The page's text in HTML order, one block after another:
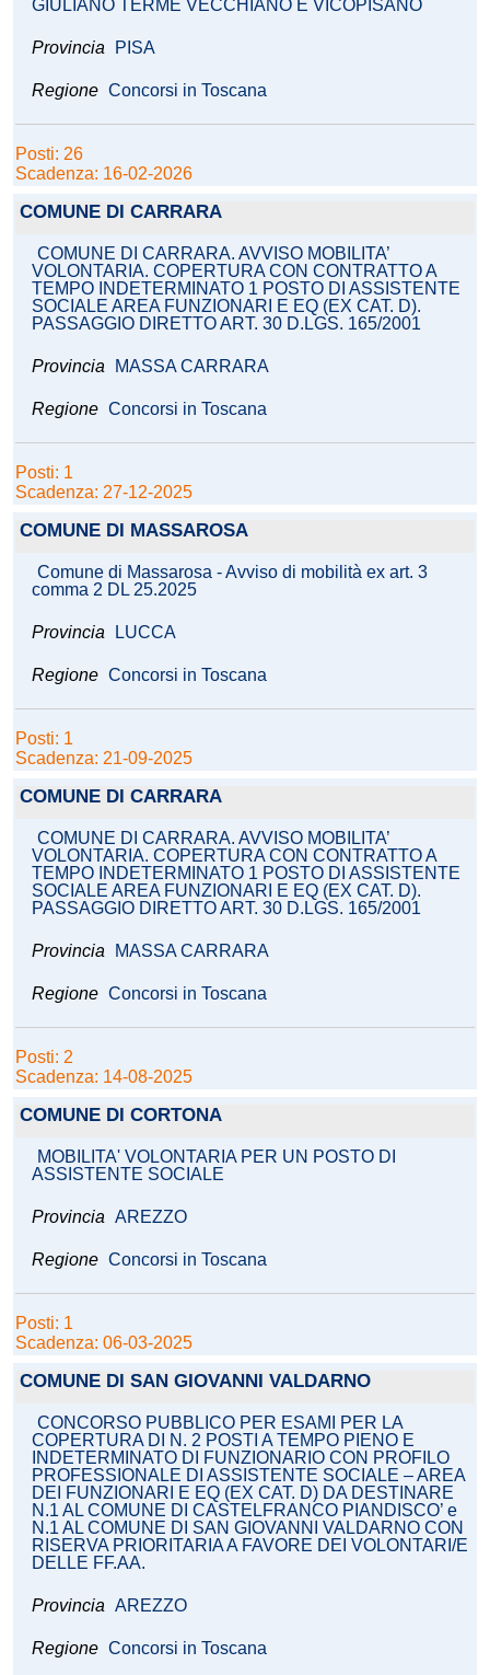
GIULIANO TERME VECCHIANO E VICOPISANO
Provincia PISA
Regione Concorsi in Toscana
Posti: 26
Scadenza: 16-02-2026
COMUNE DI CARRARA
COMUNE DI CARRARA. AVVISO MOBILITA’
VOLONTARIA. COPERTURA CON CONTRATTO A
TEMPO INDETERMINATO 1 POSTO DI ASSISTENTE
SOCIALE AREA FUNZIONARI E EQ (EX CAT. D).
PASSAGGIO DIRETTO ART. 30 D.LGS. 165/2001
Provincia MASSA CARRARA
Regione Concorsi in Toscana
Posti: 1
Scadenza: 27-12-2025
COMUNE DI MASSAROSA
Comune di Massarosa - Avviso di mobilità ex art. 3
comma 2 DL 25.2025
Provincia LUCCA
Regione Concorsi in Toscana
Posti: 1
Scadenza: 21-09-2025
COMUNE DI CARRARA
COMUNE DI CARRARA. AVVISO MOBILITA’
VOLONTARIA. COPERTURA CON CONTRATTO A
TEMPO INDETERMINATO 1 POSTO DI ASSISTENTE
SOCIALE AREA FUNZIONARI E EQ (EX CAT. D).
PASSAGGIO DIRETTO ART. 30 D.LGS. 165/2001
Provincia MASSA CARRARA
Regione Concorsi in Toscana
Posti: 2
Scadenza: 14-08-2025
COMUNE DI CORTONA
MOBILITA' VOLONTARIA PER UN POSTO DI
ASSISTENTE SOCIALE
Provincia AREZZO
Regione Concorsi in Toscana
Posti: 1
Scadenza: 06-03-2025
COMUNE DI SAN GIOVANNI VALDARNO
CONCORSO PUBBLICO PER ESAMI PER LA
COPERTURA DI N. 2 POSTI A TEMPO PIENO E
INDETERMINATO DI FUNZIONARIO CON PROFILO
PROFESSIONALE DI ASSISTENTE SOCIALE – AREA
DEI FUNZIONARI E EQ (EX CAT. D) DA DESTINARE
N.1 AL COMUNE DI CASTELFRANCO PIANDISCO’ e
N.1 AL COMUNE DI SAN GIOVANNI VALDARNO CON
RISERVA PRIORITARIA A FAVORE DEI VOLONTARI/E
DELLE FF.AA.
Provincia AREZZO
Regione Concorsi in Toscana